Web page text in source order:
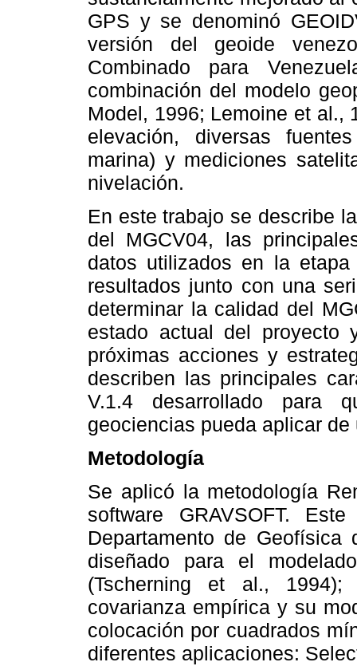
GPS y se denominó
versión del geoide
Combinado para
combinación del modelo
Model, 1996; Lemoine et al.,
elevación, diversas
marina) y mediciones
nivelación.
En este trabajo se describe
del MGCV04, las
datos utilizados en la
resultados junto con una
determinar la calidad del
estado actual del proyecto
próximas acciones y
describen las principales
V.1.4 desarrollado para
geociencias pueda aplicar
Metodología
Se aplicó la metodología
software GRAVSOFT.
Departamento de
diseñado para el
(Tscherning et al.,
covarianza empírica y su
colocación por cuadrados
diferentes aplicaciones: